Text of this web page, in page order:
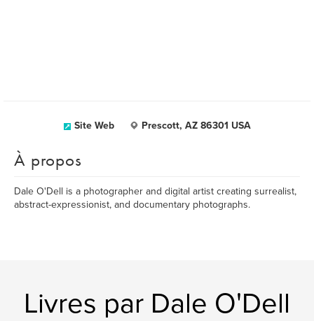
Site Web Prescott, AZ 86301 USA
À propos
Dale O'Dell is a photographer and digital artist creating surrealist,
abstract-expressionist, and documentary photographs.
Livres par Dale O'Dell